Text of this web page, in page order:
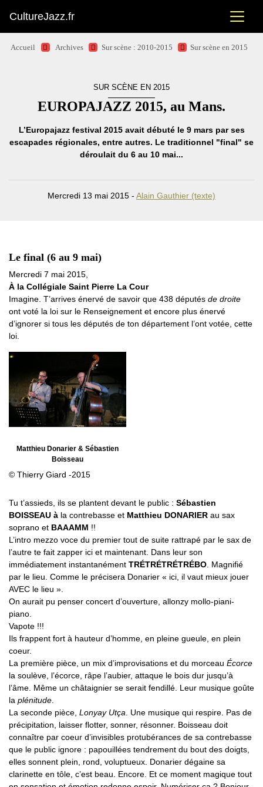
CultureJazz.fr
Accueil Archives Sur scène : 2010-2015 Sur scène en 2015
SUR SCÈNE EN 2015
EUROPAJAZZ 2015, au Mans.
L’Europajazz festival 2015 avait débuté le 9 mars par ses
escapades régionales, entre autres. Le traditionnel "final" se
déroulait du 6 au 10 mai...
Mercredi 13 mai 2015 - Alain Gauthier (texte)
Le final (6 au 9 mai)
Mercredi 7 mai 2015,
À la Collégiale Saint Pierre La Cour
Imagine. T’arrives énervé de savoir que 438 députés de droite
ont voté la loi sur le Renseignement et encore plus énervé
d’ignorer si tous les députés de ton département l’ont votée, cette
loi.
Matthieu Donarier & Sébastien
Boisseau
© Thierry Giard -2015
Tu t’assieds, ils se plantent devant le public : Sébastien
BOISSEAU à la contrebasse et Matthieu DONARIER au sax
soprano et BAAAMM !!
L’intro mezzo voce du premier tout de suite rattrapé par le sax de
l’autre te fait zapper ici et maintenant. Dans leur son
immédiatement instantanément TRÉTRÉTRÉTRÉBO . Magnifié
par le lieu. Comme le précisera Donarier « ici, il vaut mieux jouer
AVEC le lieu ».
On aurait pu penser concert d’ouverture, allonzy mollo-piani-
piano.
Vapote !!!
Ils frappent fort à hauteur d’homme, en pleine gueule, en plein
coeur.
La première pièce, un mix d’improvisations et du morceau Écorce
la soulève, l’écorce, râpe l’aubier, attaque le bois dur jusqu’à
l’âme. Même un châtaignier se serait fendillé. Leur musique goûte
la plénitude
La seconde pièce, Lonyay Utça . Une musique qui respire. Pas de
précipitation, laisser flotter, sonner, résonner. Boisseau doit
connaître par coeur d’invisibles protubérances de sa contrebasse
que le public ignore : papouillées tendrement du bout des doigts,
elles sonnent plein, rond, voluptueux. Donarier dégaine sa
clarinette en tôle, c’est beau. Encore. Et ce moment magique tout